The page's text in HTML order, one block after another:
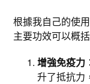
根據我自己的使
主要功效可以概
增強免疫力
升了抵抗力